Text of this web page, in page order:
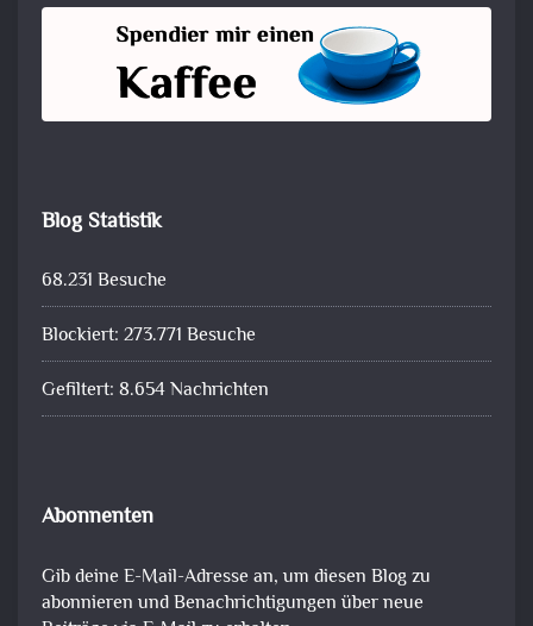
Blog Statistik
68.231 Besuche
Blockiert: 273.771 Besuche
Gefiltert: 8.654 Nachrichten
Abonnenten
Gib deine E-Mail-Adresse an, um diesen Blog zu
abonnieren und Benachrichtigungen über neue